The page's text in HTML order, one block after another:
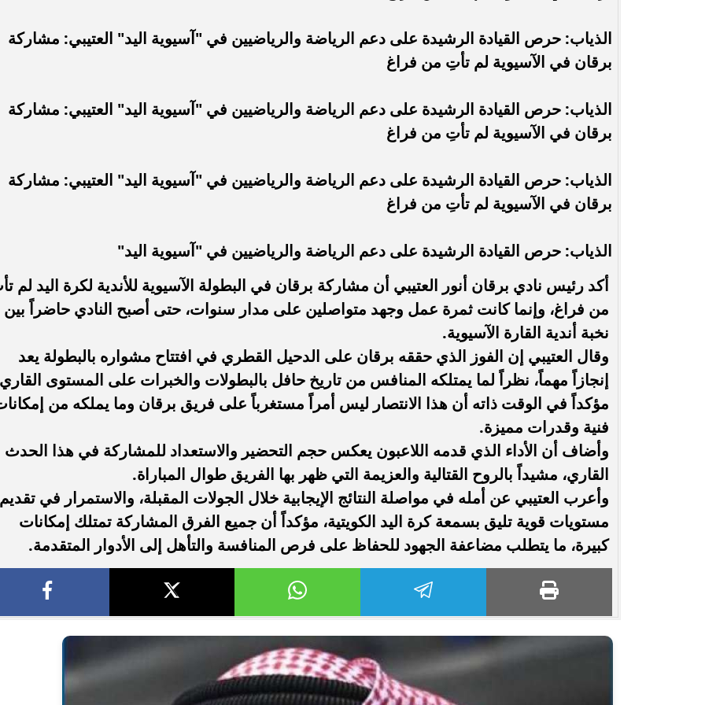
الذياب: حرص القيادة الرشيدة على دعم الرياضة والرياضيين في "آسيوية اليد" العتيبي: مشاركة
برقان في الآسيوية لم تأتِ من فراغ
الذياب: حرص القيادة الرشيدة على دعم الرياضة والرياضيين في "آسيوية اليد" العتيبي: مشاركة
برقان في الآسيوية لم تأتِ من فراغ
الذياب: حرص القيادة الرشيدة على دعم الرياضة والرياضيين في "آسيوية اليد" العتيبي: مشاركة
برقان في الآسيوية لم تأتِ من فراغ
الذياب: حرص القيادة الرشيدة على دعم الرياضة والرياضيين في "آسيوية اليد"
أكد رئيس نادي برقان أنور العتيبي أن مشاركة برقان في البطولة الآسيوية للأندية لكرة اليد لم
من فراغ، وإنما كانت ثمرة عمل وجهد متواصلين على مدار سنوات، حتى أصبح النادي حاضراً بين
نخبة أندية القارة الآسيوية.
وقال العتيبي إن الفوز الذي حققه برقان على الدحيل القطري في افتتاح مشواره بالبطولة يعد
إنجازاً مهماً، نظراً لما يمتلكه المنافس من تاريخ حافل بالبطولات والخبرات على المستوى
مؤكداً في الوقت ذاته أن هذا الانتصار ليس أمراً مستغرباً على فريق برقان وما يملكه من
فنية وقدرات مميزة.
وأضاف أن الأداء الذي قدمه اللاعبون يعكس حجم التحضير والاستعداد للمشاركة في هذا الحدث
القاري، مشيداً بالروح القتالية والعزيمة التي ظهر بها الفريق طوال المباراة.
وأعرب العتيبي عن أمله في مواصلة النتائج الإيجابية خلال الجولات المقبلة، والاستمرار في تقديم
مستويات قوية تليق بسمعة كرة اليد الكويتية، مؤكداً أن جميع الفرق المشاركة تمتلك إمكانات
كبيرة، ما يتطلب مضاعفة الجهود للحفاظ على فرص المنافسة والتأهل إلى الأدوار المتقدمة.